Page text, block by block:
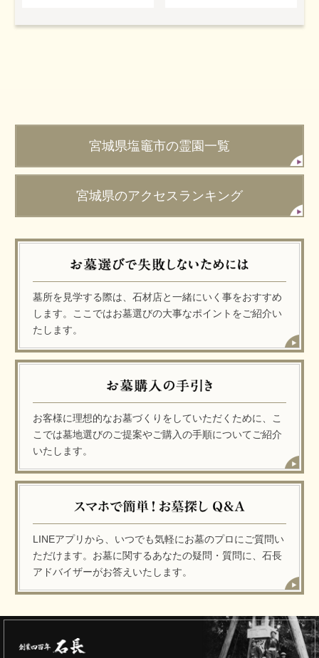
宮城県塩竈市の霊園一覧
宮城県のアクセスランキング
墓所を見学する際は、石材店と一緒にいく事をおすすめ
します。ここではお墓選びの大事なポイントをご紹介い
たします。
お客様に理想的なお墓づくりをしていただくために、こ
こでは墓地選びのご提案やご購入の手順についてご紹介
いたします。
LINEアプリから、いつでも気軽にお墓のプロにご質問い
ただけます。お墓に関するあなたの疑問・質問に、石長
アドバイザーがお答えいたします。